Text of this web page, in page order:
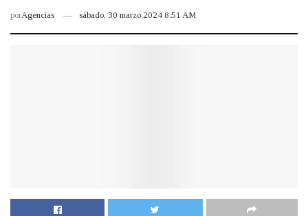
porAgencias sábado, 30 marzo 2024 8:51 AM